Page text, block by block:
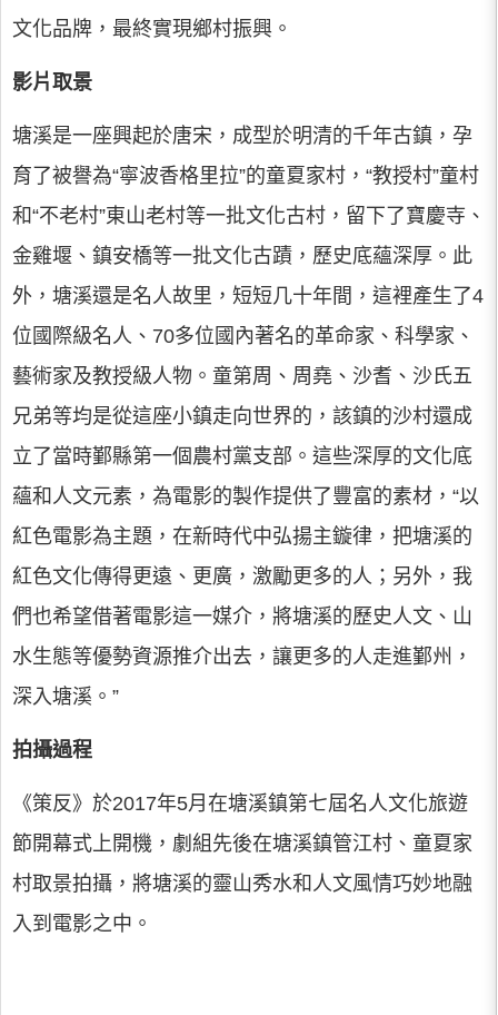
文化品牌，最終實現鄉村振興。
影片取景
塘溪是一座興起於唐宋，成型於明清的千年古鎮，孕
育了被譽為“寧波香格里拉”的童夏家村，“教授村”童村
和“不老村”東山老村等一批文化古村，留下了寶慶寺、
金雞堰、鎮安橋等一批文化古蹟，歷史底蘊深厚。此
外，塘溪還是名人故里，短短几十年間，這裡產生了4
位國際級名人、70多位國內著名的革命家、科學家、
藝術家及教授級人物。童第周、周堯、沙耆、沙氏五
兄弟等均是從這座小鎮走向世界的，該鎮的沙村還成
立了當時鄞縣第一個農村黨支部。這些深厚的文化底
蘊和人文元素，為電影的製作提供了豐富的素材，“以
紅色電影為主題，在新時代中弘揚主鏇律，把塘溪的
紅色文化傳得更遠、更廣，激勵更多的人；另外，我
們也希望借著電影這一媒介，將塘溪的歷史人文、山
水生態等優勢資源推介出去，讓更多的人走進鄞州，
深入塘溪。”
拍攝過程
《策反》於2017年5月在塘溪鎮第七屆名人文化旅遊
節開幕式上開機，劇組先後在塘溪鎮管江村、童夏家
村取景拍攝，將塘溪的靈山秀水和人文風情巧妙地融
入到電影之中。